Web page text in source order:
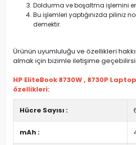
Doldurma ve boşaltma işlemini
Bu işlemleri yaptığınızda piliniz
demektir.
Ürünün uyumluluğu ve özellikleri
almak için bizimle iletişime
HP EliteBook 8730W , 8730P
özellikleri:
Hücre Sayısı :
mAh :